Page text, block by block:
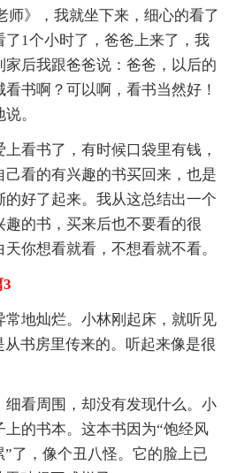
师》，我就坐下来，细心的看了
1个小时了，爸爸上来了，我
家后我跟爸爸说：爸爸，以后的
书啊？可以啊，看书当然好！
。
看书了，有时候口袋里有钱，
看的有兴趣的书买回来，也是
的好了起来。我从这总结出一个
的书，买来后也不要看的很
你想看就看，不想看就不看。
常地灿烂。小林刚起床，就听见
书房里传来的。听起来像是很
细看周围，却没有发现什么。小
的书本。这本书因为“饱经风
了，像个丑八怪。它的脸上已